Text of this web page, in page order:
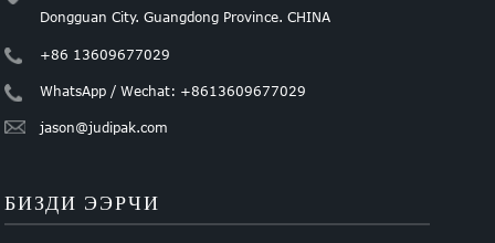
Dongguan City. Guangdong Province. CHINA
+86 13609677029
WhatsApp / Wechat: +8613609677029
jason@judipak.com
БИЗДИ ЭЭРЧИ